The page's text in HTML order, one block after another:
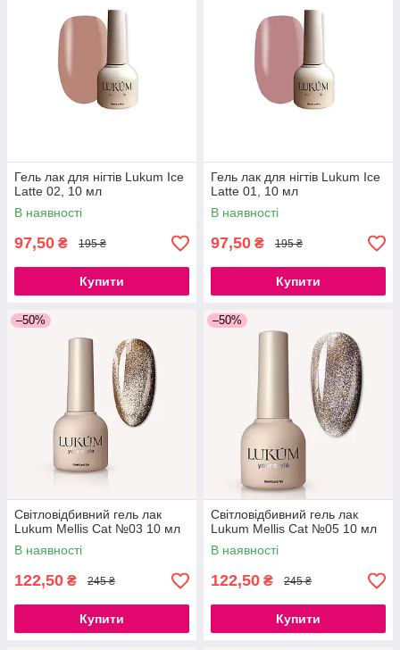
Гель лак для нігтів Lukum Ice
Latte 02, 10 мл
В наявності
97,50 ₴ 195 ₴
Купити
Гель лак для нігтів Lukum Ice
Latte 01, 10 мл
В наявності
97,50 ₴ 195 ₴
Купити
–50%
Світловідбивний гель лак
Lukum Mellis Cat №03 10 мл
В наявності
122,50 ₴ 245 ₴
Купити
–50%
Світловідбивний гель лак
Lukum Mellis Cat №05 10 мл
В наявності
122,50 ₴ 245 ₴
Купити